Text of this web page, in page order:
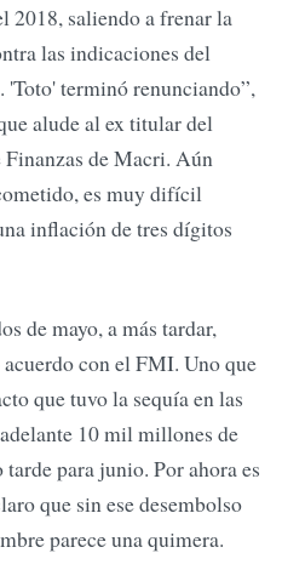
2018, saliendo a frenar la
las indicaciones del
'Toto' terminó renunciando”,
alude al ex titular del
de Macri. Aún
es muy difícil
inflación de tres dígitos
de mayo, a más tardar,
con el FMI. Uno que
que tuvo la sequía en las
10 mil millones de
para junio. Por ahora es
que sin ese desembolso
parece una quimera.